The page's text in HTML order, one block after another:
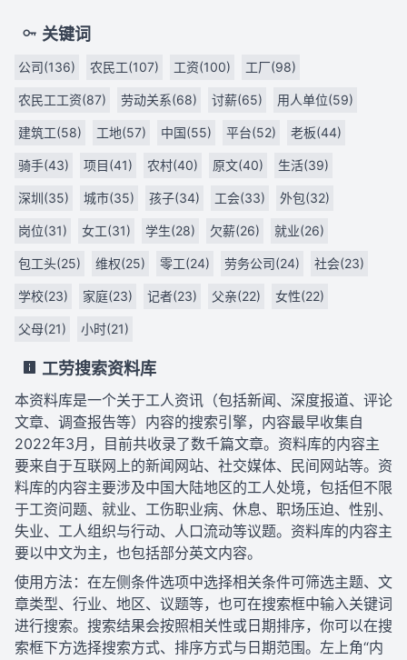
关键词
公司(136) 农民工(107) 工资(100) 工厂(98)
农民工工资(87) 劳动关系(68) 讨薪(65) 用人单位(59)
建筑工(58) 工地(57) 中国(55) 平台(52) 老板(44)
骑手(43) 项目(41) 农村(40) 原文(40) 生活(39)
深圳(35) 城市(35) 孩子(34) 工会(33) 外包(32)
岗位(31) 女工(31) 学生(28) 欠薪(26) 就业(26)
包工头(25) 维权(25) 零工(24) 劳务公司(24) 社会(23)
学校(23) 家庭(23) 记者(23) 父亲(22) 女性(22)
父母(21) 小时(21)
工劳搜索资料库
本资料库是一个关于工人资讯（包括新闻、深度报道、评论
文章、调查报告等）内容的搜索引擎，内容最早收集自
2022年3月，目前共收录了数千篇文章。资料库的内容主
要来自于互联网上的新闻网站、社交媒体、民间网站等。资
料库的内容主要涉及中国大陆地区的工人处境，包括但不限
于工资问题、就业、工伤职业病、休息、职场压迫、性别、
失业、工人组织与行动、人口流动等议题。资料库的内容主
要以中文为主，也包括部分英文内容。
使用方法：在左侧条件选项中选择相关条件可筛选主题、文
章类型、行业、地区、议题等，也可在搜索框中输入关键词
进行搜索。搜索结果会按照相关性或日期排序，你可以在搜
索框下方选择搜索方式、排序方式与日期范围。左上角“内